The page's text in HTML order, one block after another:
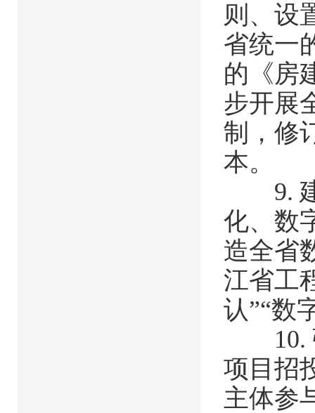
则、设
省统一
的《房
步开展
制，修
本。
9. 建
化、数
造全省
江省工
认”“数
10.
项目招
主体参